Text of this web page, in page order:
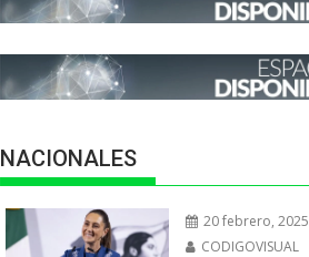
NACIONALES
20 febrero, 2025
CODIGOVISUAL